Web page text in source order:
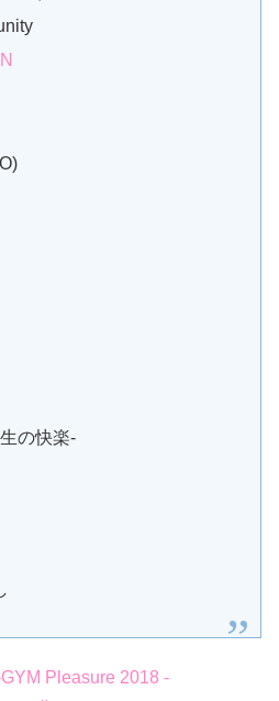
の快楽-
Pleasure 2018 -